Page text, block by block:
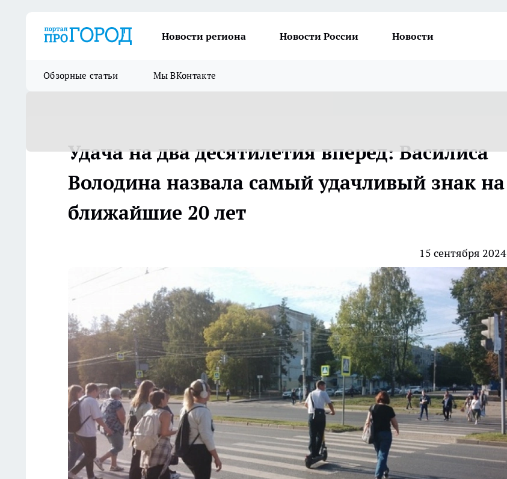
Новости региона Новости России Новости
Обзорные статьи Мы ВКонтакте
Удача на два десятилетия вперед: Василиса
Володина назвала самый удачливый знак на
ближайшие 20 лет
15 сентября 2024